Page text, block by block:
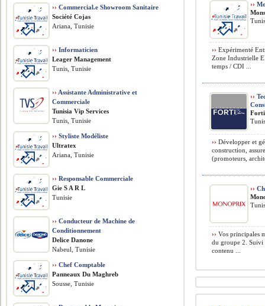
››
›› Expérimenté
Zone Industrielle
temps / CDI ...
››
›› Développer et
construction,
(promoteurs,
››
›› Vos principales
du groupe 2. Suivi
contenu ...
›› Commercial.e Showroom Sanitaire
Société Cojas
Ariana, Tunisie
›› Informaticien
Leager Management
Tunis, Tunisie
›› Assistante Administrative et
Commerciale
Tunisia Vip Services
Tunis, Tunisie
›› Styliste Modéliste
Ultratex
Ariana, Tunisie
›› Responsable Commerciale
Gie S A R L
Tunisie
›› Conducteur de Machine de
Conditionnement
Delice Danone
Nabeul, Tunisie
›› Chef Comptable
Panneaux Du Maghreb
Sousse, Tunisie